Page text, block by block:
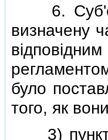
6.
визначену
було
того, як
3) пункт